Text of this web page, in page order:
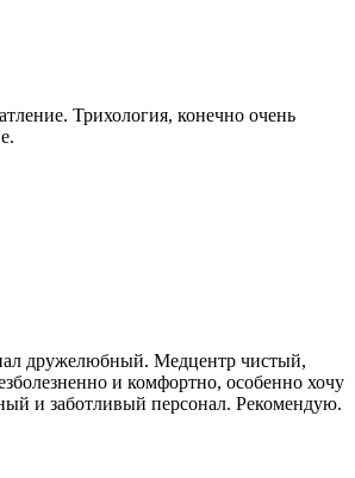
Трихология, конечно очень
дружелюбный. Медцентр чистый,
и комфортно, особенно хочу
и заботливый персонал. Рекомендую.